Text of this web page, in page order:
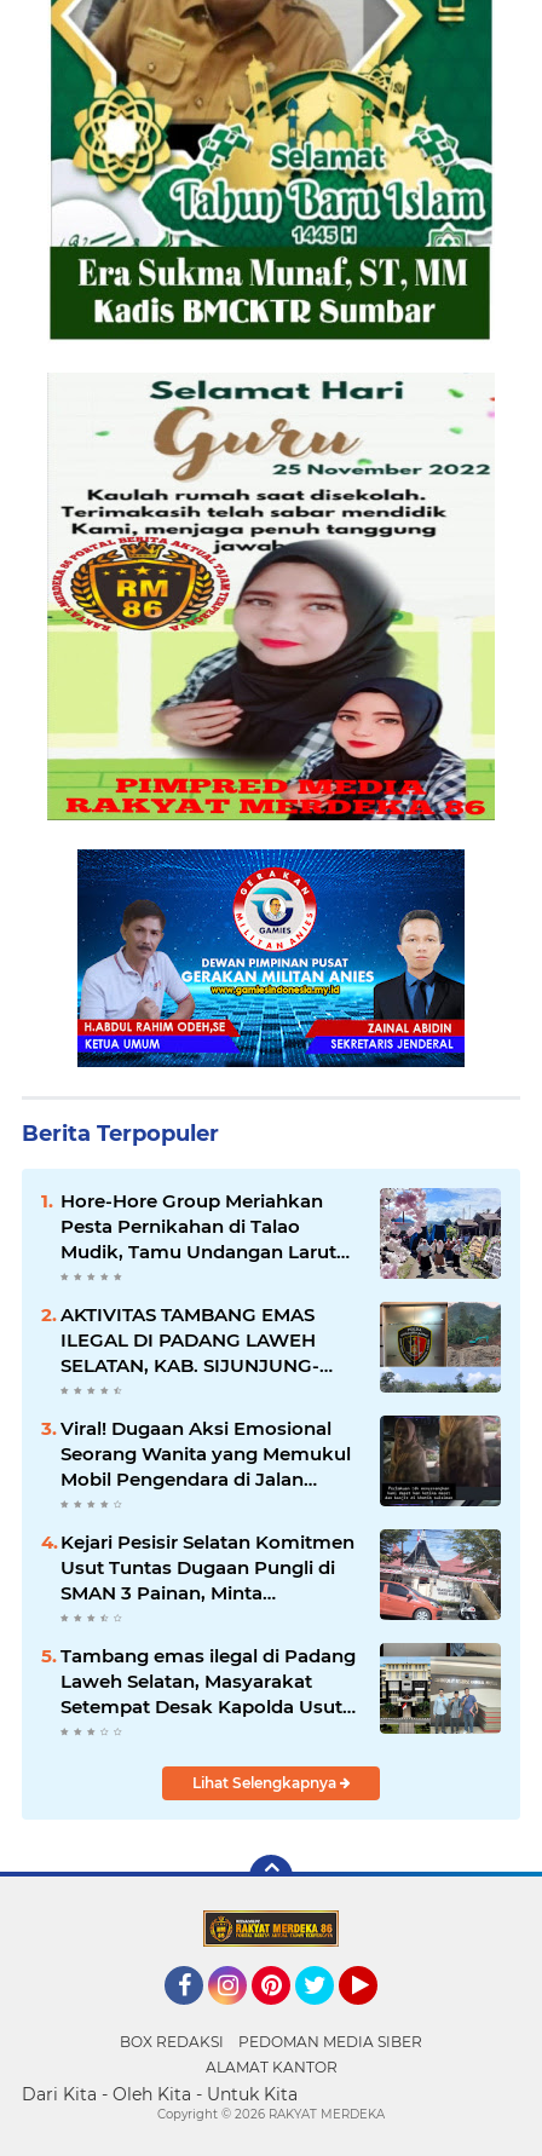
Berita Terpopuler
Hore-Hore Group Meriahkan
Pesta Pernikahan di Talao
Mudik, Tamu Undangan Larut
dalam Suasana Penuh
AKTIVITAS TAMBANG EMAS
ILEGAL DI PADANG LAWEH
SELATAN, KAB. SIJUNJUNG-
SUMBAR SEMAKIN
MERAJALELA
Viral! Dugaan Aksi Emosional
Seorang Wanita yang Memukul
Mobil Pengendara di Jalan
Khatib Sulaiman
Kejari Pesisir Selatan Komitmen
Usut Tuntas Dugaan Pungli di
SMAN 3 Painan, Minta
Inspektorat Sumbar Lakukan
Pemeriksaan
Tambang emas ilegal di Padang
Laweh Selatan, Masyarakat
Setempat Desak Kapolda Usut
Tuntas
Lihat Selengkapnya
BOX REDAKSI
PEDOMAN MEDIA SIBER
ALAMAT KANTOR
Dari Kita - Oleh Kita - Untuk Kita
Copyright © 2026 RAKYAT MERDEKA